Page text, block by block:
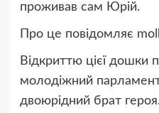
проживав сам Юрій.
Про це повідомляє
Відкриттю цієї дошки
молодіжний
двоюрідний брат героя.